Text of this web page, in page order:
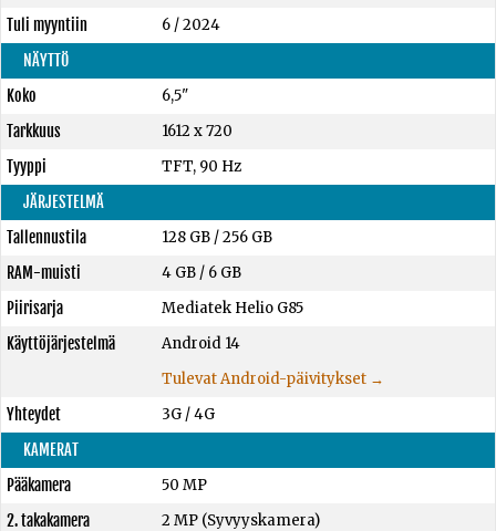
Tuli myyntiin
6 / 2024
NÄYTTÖ
Koko
6,5"
Tarkkuus
1612 x 720
Tyyppi
TFT, 90 Hz
JÄRJESTELMÄ
Tallennustila
128 GB/256 GB
RAM-muisti
4 GB/ 6 GB
Piirisarja
Mediatek Helio G85
Käyttöjärjestelmä
Android 14
Tulevat Android-päivitykset →
Yhteydet
3G / 4G
KAMERAT
Pääkamera
50 MP
2. takakamera
2 MP (Syvyyskamera)